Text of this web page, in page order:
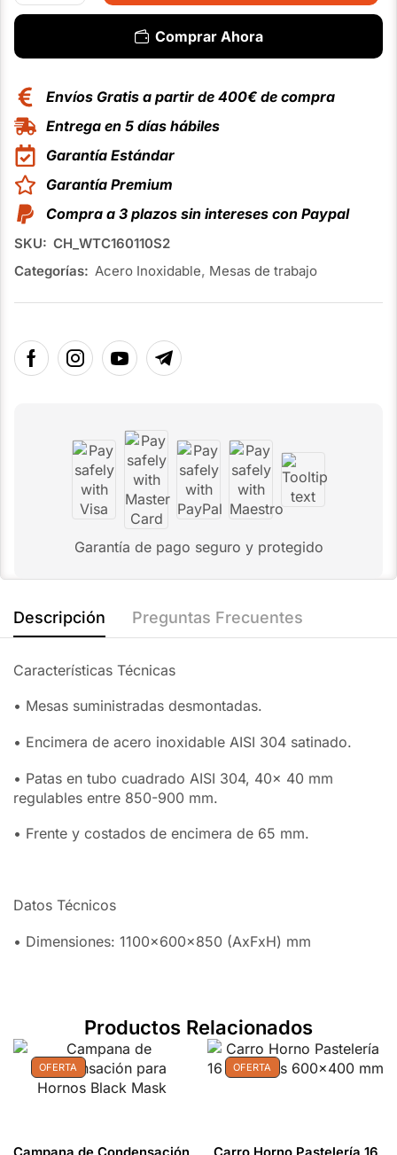
Comprar Ahora
Envíos Gratis a partir de 400€ de compra
Entrega en 5 días hábiles
Garantía Estándar
Garantía Premium
Compra a 3 plazos sin intereses con Paypal
SKU: CH_WTC160110S2
Categorías: Acero Inoxidable, Mesas de trabajo
Garantía de pago seguro y protegido
Descripción Preguntas Frecuentes
Características Técnicas
• Mesas suministradas desmontadas.
• Encimera de acero inoxidable AISI 304 satinado.
• Patas en tubo cuadrado AISI 304, 40x 40 mm
regulables entre 850-900 mm.
• Frente y costados de encimera de 65 mm.
Datos Técnicos
• Dimensiones: 1100x600x850 (AxFxH) mm
Productos Relacionados
OFERTA OFERTA